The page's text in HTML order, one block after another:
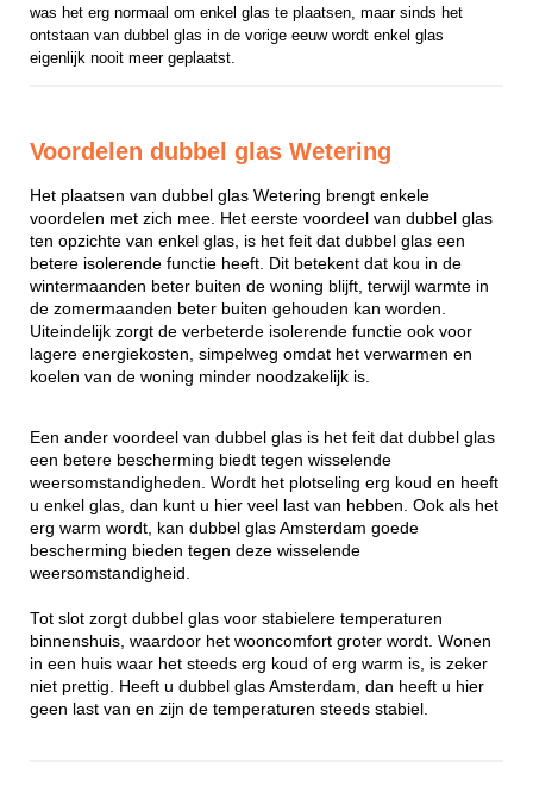
was het erg normaal om enkel glas te plaatsen, maar sinds het
ontstaan van dubbel glas in de vorige eeuw wordt enkel glas
eigenlijk nooit meer geplaatst.
Voordelen dubbel glas Wetering
Het plaatsen van dubbel glas Wetering brengt enkele
voordelen met zich mee. Het eerste voordeel van dubbel glas
ten opzichte van enkel glas, is het feit dat dubbel glas een
betere isolerende functie heeft. Dit betekent dat kou in de
wintermaanden beter buiten de woning blijft, terwijl warmte in
de zomermaanden beter buiten gehouden kan worden.
Uiteindelijk zorgt de verbeterde isolerende functie ook voor
lagere energiekosten, simpelweg omdat het verwarmen en
koelen van de woning minder noodzakelijk is.
Een ander voordeel van dubbel glas is het feit dat dubbel glas
een betere bescherming biedt tegen wisselende
weersomstandigheden. Wordt het plotseling erg koud en heeft
u enkel glas, dan kunt u hier veel last van hebben. Ook als het
erg warm wordt, kan dubbel glas Amsterdam goede
bescherming bieden tegen deze wisselende
weersomstandigheid.
Tot slot zorgt dubbel glas voor stabielere temperaturen
binnenshuis, waardoor het wooncomfort groter wordt. Wonen
in een huis waar het steeds erg koud of erg warm is, is zeker
niet prettig. Heeft u dubbel glas Amsterdam, dan heeft u hier
geen last van en zijn de temperaturen steeds stabiel.